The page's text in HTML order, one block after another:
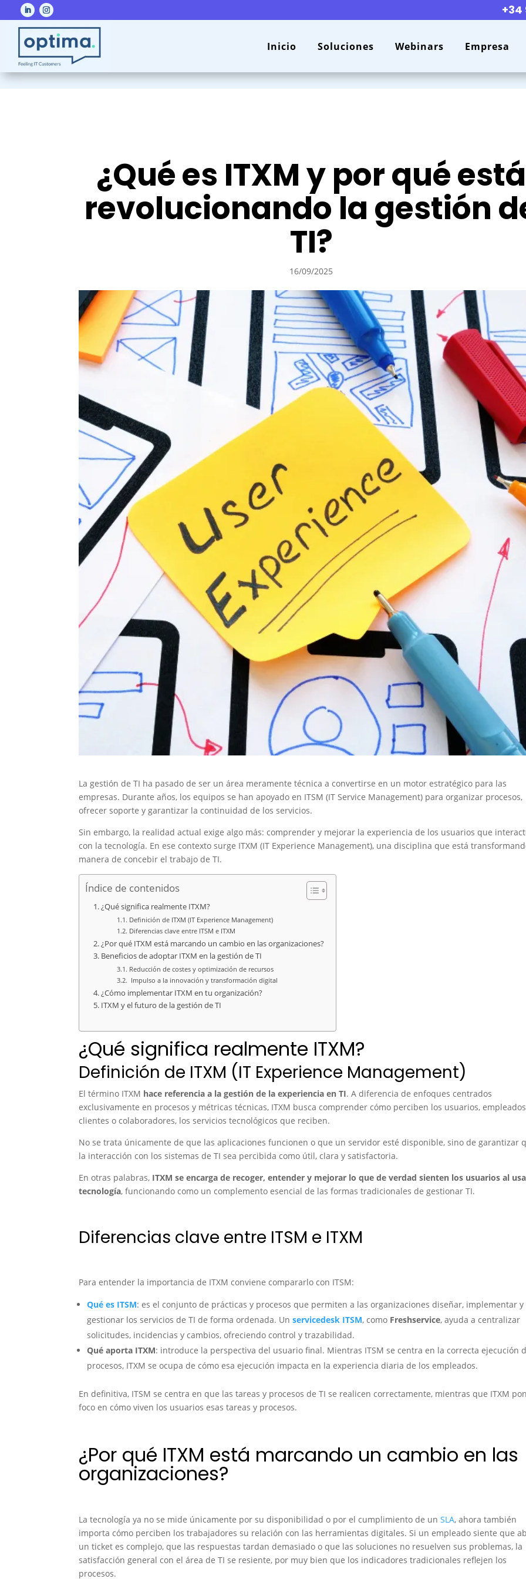
+34
Inicio Soluciones Webinars Empresa
¿Qué es ITXM y por qué está
revolucionando la gestión
TI?
16/09/2025
La gestión de TI ha pasado de ser un área meramente técnica a convertirse en un motor estratégico para las
empresas. Durante años, los equipos se han apoyado en ITSM (IT Service Management) para organizar procesos,
ofrecer soporte y garantizar la continuidad de los servicios.
Sin embargo, la realidad actual exige algo más: comprender y mejorar la experiencia de los usuarios que
con la tecnología. En ese contexto surge ITXM (IT Experience Management), una disciplina que está
manera de concebir el trabajo de TI.
Índice de contenidos
¿Qué significa realmente ITXM?
Definición de ITXM (IT Experience Management)
Diferencias clave entre ITSM e ITXM
¿Por qué ITXM está marcando un cambio en las organizaciones?
Beneficios de adoptar ITXM en la gestión de TI
Reducción de costes y optimización de recursos
Impulso a la innovación y transformación digital
¿Cómo implementar ITXM en tu organización?
ITXM y el futuro de la gestión de TI
¿Qué significa realmente ITXM?
Definición de ITXM (IT Experience Management)
El término ITXM hace referencia a la gestión de la experiencia en TI. A diferencia de enfoques centrados
exclusivamente en procesos y métricas técnicas, ITXM busca comprender cómo perciben los usuarios,
clientes o colaboradores, los servicios tecnológicos que reciben.
No se trata únicamente de que las aplicaciones funcionen o que un servidor esté disponible, sino de garantizar
la interacción con los sistemas de TI sea percibida como útil, clara y satisfactoria.
En otras palabras, ITXM se encarga de recoger, entender y mejorar lo que de verdad sienten los usuarios al
tecnología, funcionando como un complemento esencial de las formas tradicionales de gestionar TI.
Diferencias clave entre ITSM e ITXM
Para entender la importancia de ITXM conviene compararlo con ITSM:
Qué es ITSM: es el conjunto de prácticas y procesos que permiten a las organizaciones diseñar, implementar y
gestionar los servicios de TI de forma ordenada. Unservicedesk ITSM, como Freshservice, ayuda a centralizar
solicitudes, incidencias y cambios, ofreciendo control y trazabilidad.
Qué aporta ITXM: introduce la perspectiva del usuario final. Mientras ITSM se centra en la correcta ejecución
procesos, ITXM se ocupa de cómo esa ejecución impacta en la experiencia diaria de los empleados.
En definitiva, ITSM se centra en que las tareas y procesos de TI se realicen correctamente, mientras que ITXM
foco en cómo viven los usuarios esas tareas y procesos.
¿Por qué ITXM está marcando un cambio en las
organizaciones?
La tecnología ya no se mide únicamente por su disponibilidad o por el cumplimiento de unSLA, ahora también
importa cómo perciben los trabajadores su relación con las herramientas digitales. Si un empleado siente que
un ticket es complejo, que las respuestas tardan demasiado o que las soluciones no resuelven sus problemas, la
satisfacción general con el área de TI se resiente, por muy bien que los indicadores tradicionales reflejen los
procesos.